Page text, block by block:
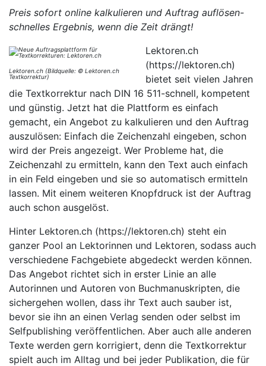
Preis sofort online kalkulieren und Auftrag auflösen-
schnelles Ergebnis, wenn die Zeit drängt!
Lektoren.ch (Bildquelle: © Lektoren.ch
Textkorrektur)
Lektoren.ch
(https://lektoren.ch)
bietet seit vielen Jahren
die Textkorrektur nach DIN 16 511-schnell, kompetent
und günstig. Jetzt hat die Plattform es einfach
gemacht, ein Angebot zu kalkulieren und den Auftrag
auszulösen: Einfach die Zeichenzahl eingeben, schon
wird der Preis angezeigt. Wer Probleme hat, die
Zeichenzahl zu ermitteln, kann den Text auch einfach
in ein Feld eingeben und sie so automatisch ermitteln
lassen. Mit einem weiteren Knopfdruck ist der Auftrag
auch schon ausgelöst.
Hinter Lektoren.ch (https://lektoren.ch) steht ein
ganzer Pool an Lektorinnen und Lektoren, sodass auch
verschiedene Fachgebiete abgedeckt werden können.
Das Angebot richtet sich in erster Linie an alle
Autorinnen und Autoren von Buchmanuskripten, die
sichergehen wollen, dass ihr Text auch sauber ist,
bevor sie ihn an einen Verlag senden oder selbst im
Selfpublishing veröffentlichen. Aber auch alle anderen
Texte werden gern korrigiert, denn die Textkorrektur
spielt auch im Alltag und bei jeder Publikation, die für